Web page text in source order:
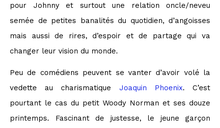
pour Johnny et surtout une relation oncle/neveu
semée de petites banalités du quotidien, d’angoisses
mais aussi de rires, d’espoir et de partage qui va
changer leur vision du monde.
Peu de comédiens peuvent se vanter d’avoir volé la
vedette au charismatique Joaquin Phoenix. C’est
pourtant le cas du petit Woody Norman et ses douze
printemps. Fascinant de justesse, le jeune garçon